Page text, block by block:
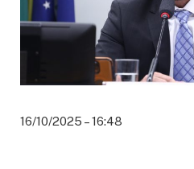
16/10/2025 – 16:48